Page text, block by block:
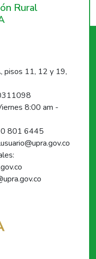
Rural
pisos 11, 12 y 19,
8:00 am -
801 6445